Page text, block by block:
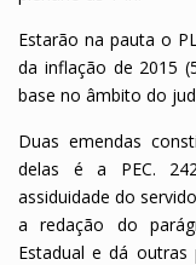
Estarão na pauta o
da inflação de 2015
base no âmbito do
Duas emendas
delas é a PEC.
assiduidade do
a redação do
Estadual e dá outras